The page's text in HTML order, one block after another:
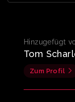
Hinzugefügt
Tom
Zum Profil